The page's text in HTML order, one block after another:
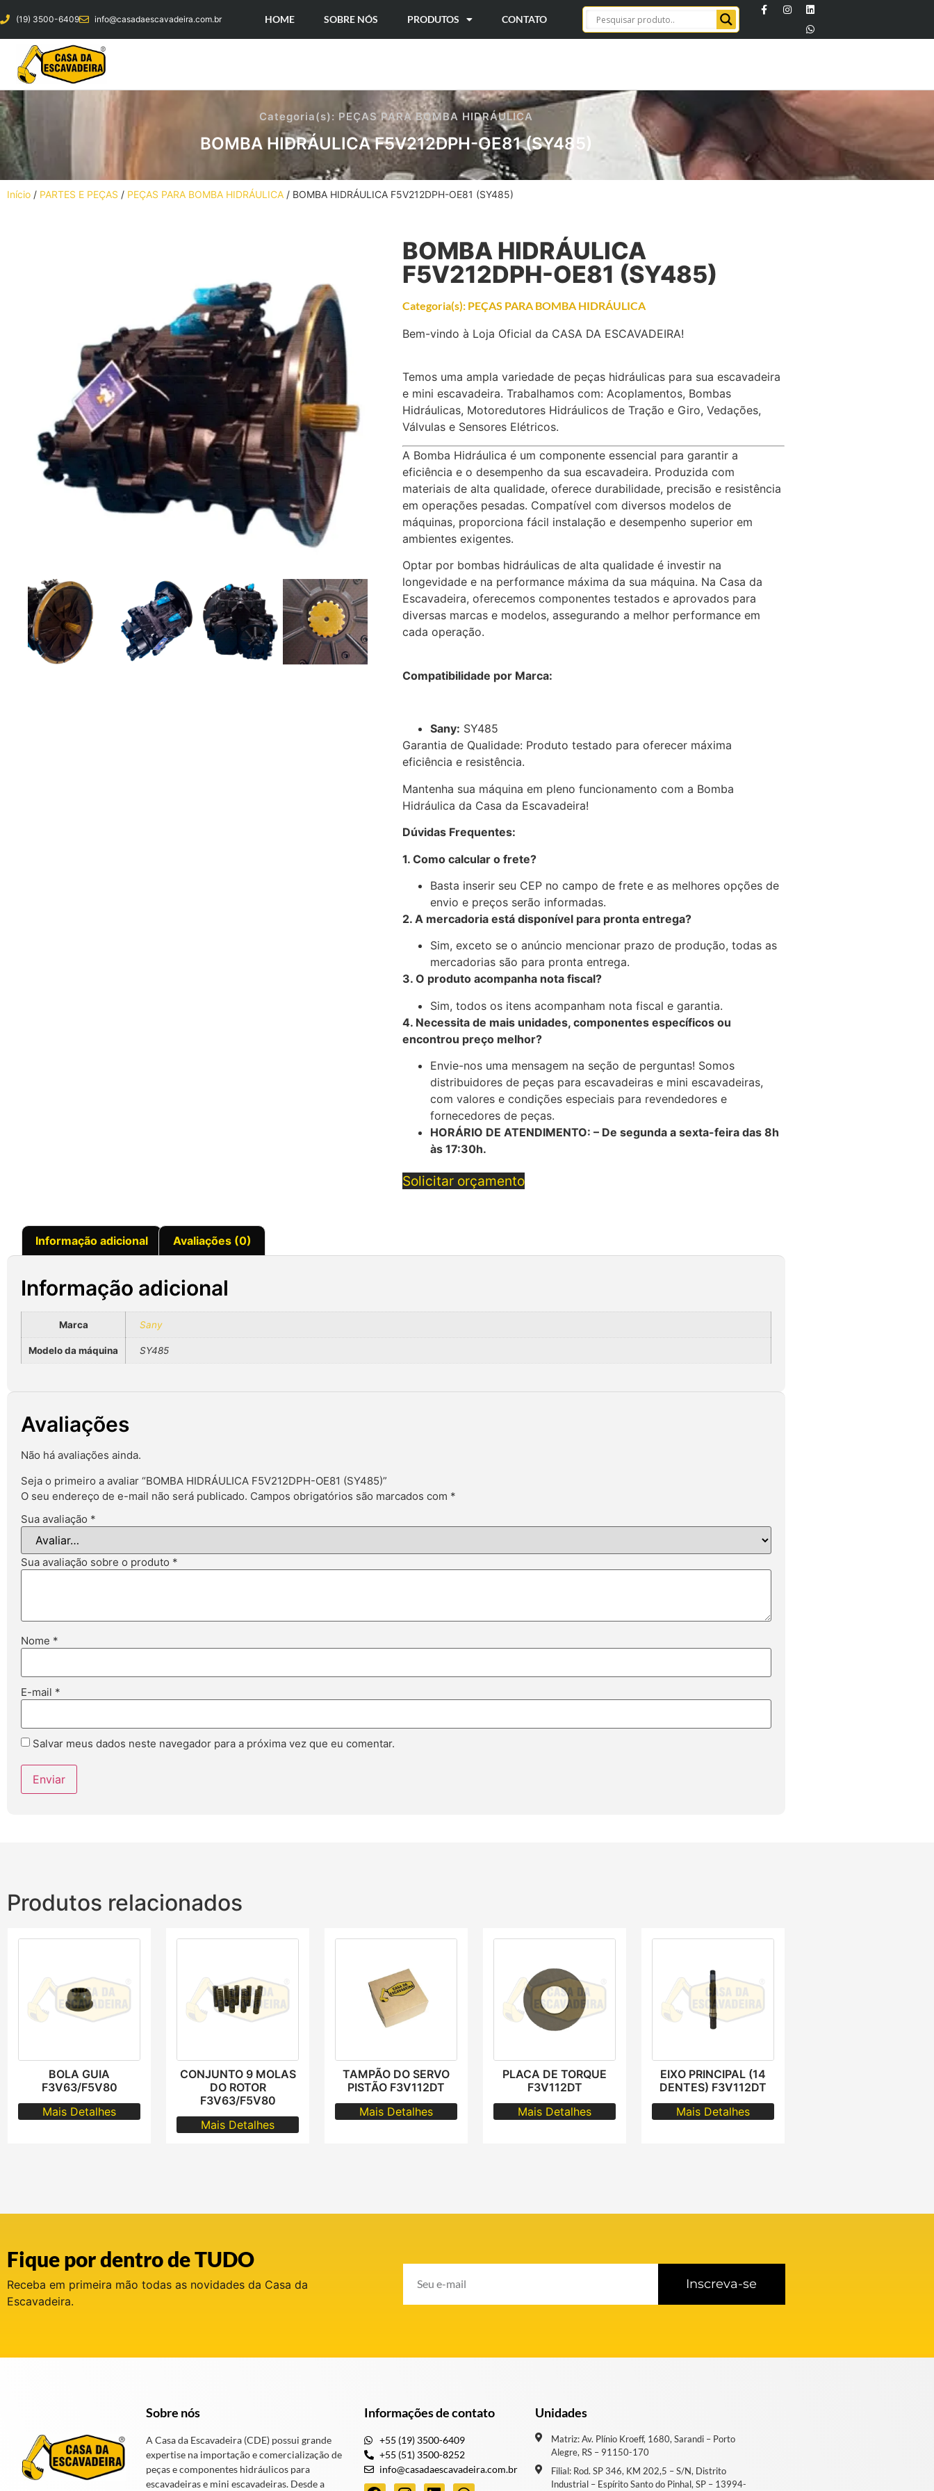
(19) 3500-6409 info@casadaescavadeira.com.br HOME SOBRE NÓS PRODUTOS CONTATO
Categoria(s): PEÇAS PARA BOMBA HIDRÁULICA
BOMBA HIDRÁULICA F5V212DPH-OE81 (SY485)
Início / PARTES E PEÇAS / PEÇAS PARA BOMBA HIDRÁULICA / BOMBA HIDRÁULICA F5V212DPH-OE81 (SY485)
BOMBA HIDRÁULICA
F5V212DPH-OE81 (SY485)
Categoria(s): PEÇAS PARA BOMBA HIDRÁULICA
Bem-vindo à Loja Oficial da CASA DA ESCAVADEIRA!
Temos uma ampla variedade de peças hidráulicas para sua escavadeira
e mini escavadeira. Trabalhamos com: Acoplamentos, Bombas
Hidráulicas, Motoredutores Hidráulicos de Tração e Giro, Vedações,
Válvulas e Sensores Elétricos.
A Bomba Hidráulica é um componente essencial para garantir a
eficiência e o desempenho da sua escavadeira. Produzida com
materiais de alta qualidade, oferece durabilidade, precisão e resistência
em operações pesadas. Compatível com diversos modelos de
máquinas, proporciona fácil instalação e desempenho superior em
ambientes exigentes.
Optar por bombas hidráulicas de alta qualidade é investir na
longevidade e na performance máxima da sua máquina. Na Casa da
Escavadeira, oferecemos componentes testados e aprovados para
diversas marcas e modelos, assegurando a melhor performance em
cada operação.
Compatibilidade por Marca:
Sany: SY485
Garantia de Qualidade: Produto testado para oferecer máxima
eficiência e resistência.
Mantenha sua máquina em pleno funcionamento com a Bomba
Hidráulica da Casa da Escavadeira!
Dúvidas Frequentes:
1. Como calcular o frete?
Basta inserir seu CEP no campo de frete e as melhores opções de
envio e preços serão informadas.
2. A mercadoria está disponível para pronta entrega?
Sim, exceto se o anúncio mencionar prazo de produção, todas as
mercadorias são para pronta entrega.
3. O produto acompanha nota fiscal?
Sim, todos os itens acompanham nota fiscal e garantia.
4. Necessita de mais unidades, componentes específicos ou
encontrou preço melhor?
Envie-nos uma mensagem na seção de perguntas! Somos
distribuidores de peças para escavadeiras e mini escavadeiras,
com valores e condições especiais para revendedores e
fornecedores de peças.
HORÁRIO DE ATENDIMENTO: – De segunda a sexta-feira das 8h
às 17:30h.
Solicitar orçamento
Informação adicional Avaliações (0)
Informação adicional
Marca Sany
Modelo da máquina SY485
Avaliações
Não há avaliações ainda.
Seja o primeiro a avaliar “BOMBA HIDRÁULICA F5V212DPH-OE81 (SY485)”
O seu endereço de e-mail não será publicado. Campos obrigatórios são marcados com *
Sua avaliação *
Sua avaliação sobre o produto *
Nome *
E-mail *
Salvar meus dados neste navegador para a próxima vez que eu comentar.
Produtos relacionados
BOLA GUIA
F3V63/F5V80
Mais Detalhes
CONJUNTO 9 MOLAS
DO ROTOR
F3V63/F5V80
Mais Detalhes
TAMPÃO DO SERVO
PISTÃO F3V112DT
Mais Detalhes
PLACA DE TORQUE
F3V112DT
Mais Detalhes
EIXO PRINCIPAL (14
DENTES) F3V112DT
Mais Detalhes
Fique por dentro de TUDO
Receba em primeira mão todas as novidades da Casa da
Escavadeira.
Inscreva-se
Sobre nós
A Casa da Escavadeira (CDE) possui grande
expertise na importação e comercialização de
peças e componentes hidráulicos para
escavadeiras e mini escavadeiras. Desde a
Informações de contato
+55 (19) 3500-6409
+55 (51) 3500-8252
info@casadaescavadeira.com.br
Unidades
Matriz: Av. Plínio Kroeff, 1680, Sarandi – Porto
Alegre, RS – 91150-170
Filial: Rod. SP 346, KM 202,5 – S/N, Distrito
Industrial – Espírito Santo do Pinhal, SP – 13994-